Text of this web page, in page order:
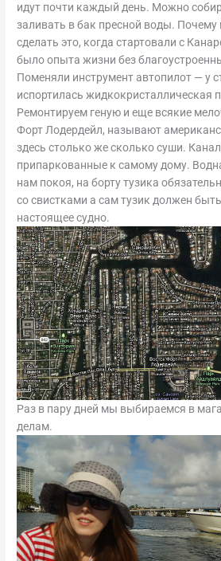
идут почти каждый день. Можно
заливать в бак пресной воды. Почему
сделать это, когда стартовали с
было опыта жизни без
Поменяли инструмент автопилот — у
испортилась жидкокристаллическая
Ремонтируем геную и еще всякие
Форт Лодердейл, называют
здесь столько же сколько суши.
припаркованные к самому дому.
нам покоя, на борту тузика
со свистками а сам тузик должен
настоящее судно.
Раз в пару дней мы выбираемся в
делам.